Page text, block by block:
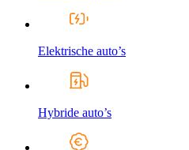
Elektrische auto’s
Hybride auto’s